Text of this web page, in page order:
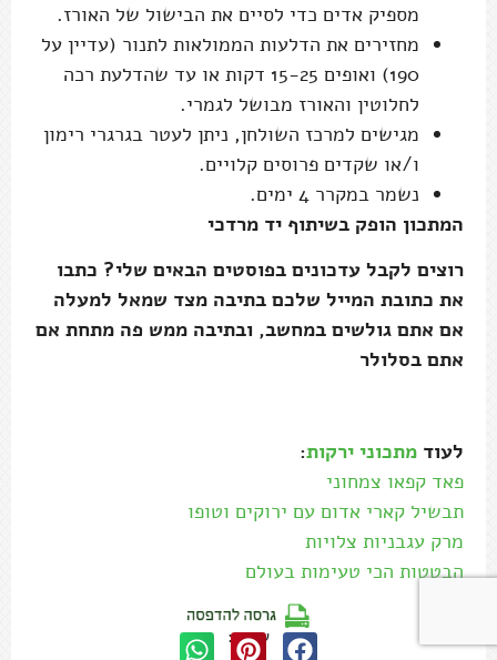
מספיק אדים כדי לסיים את הבישול של האורז.
מחזירים את הדלעות הממולאות לתנור (עדיין על
190) ואופים 15-25 דקות או עד שהדלעת רכה
לחלוטין והאורז מבושל לגמרי.
מגישים למרכז השולחן, ניתן לעטר בגרגרי רימון
ו/או שקדים פרוסים קלויים.
נשמר במקרר 4 ימים.
המתכון הופק בשיתוף יד מרדכי
רוצים לקבל עדכונים בפוסטים הבאים שלי? כתבו
את כתובת המייל שלכם בתיבה מצד שמאל למעלה
אם אתם גולשים במחשב, ובתיבה ממש פה מתחת אם
אתם בסלולר
לעוד מתכוני ירקות:
פאד קפאו צמחוני
תבשיל קארי אדום עם ירוקים וטופו
מרק עגבניות צלויות
הבטטות הכי טעימות בעולם
שתפו: